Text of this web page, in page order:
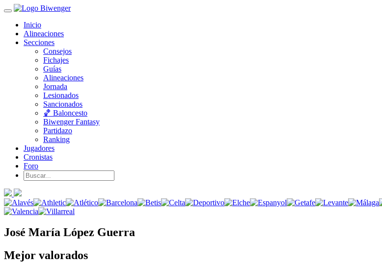
Inicio
Alineaciones
Secciones
Consejos
Fichajes
Guías
Alineaciones
Jornada
Lesionados
Sancionados
🏀 Baloncesto
Biwenger Fantasy
Partidazo
Ranking
Jugadores
Cronistas
Foro
José María López Guerra
Mejor valorados